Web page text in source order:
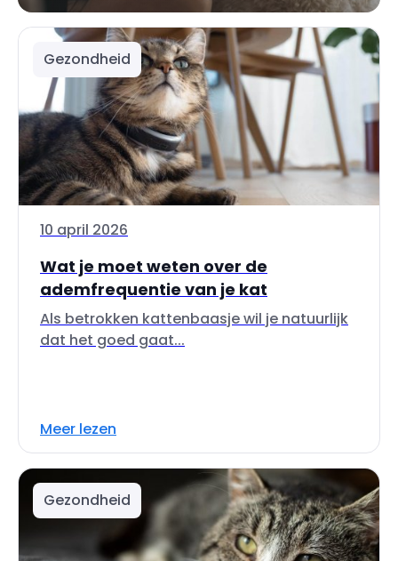
Gezondheid
10 april 2026
Wat je moet weten over de
ademfrequentie van je kat
Als betrokken kattenbaasje wil je natuurlijk
dat het goed gaat...
Meer lezen
Gezondheid